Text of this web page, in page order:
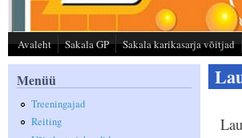
Avaleht Sakala GP Sakala karikasarja võitjad
Menüü
Treeningajad
Reiting